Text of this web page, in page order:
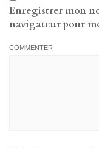
Enregistrer mon
navigateur pour
COMMENTER